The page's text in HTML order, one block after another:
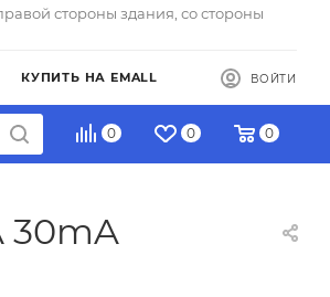
стороны здания, со стороны
КУПИТЬ НА EMALL ВОЙТИ
0 0 0
30mA